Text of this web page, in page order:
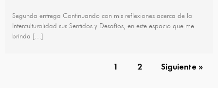
Segunda entrega Continuando con mis reflexiones acerca de la
Interculturalidad sus Sentidos y Desafíos, en este espacio que me
brinda […]
1 2 Siguiente »